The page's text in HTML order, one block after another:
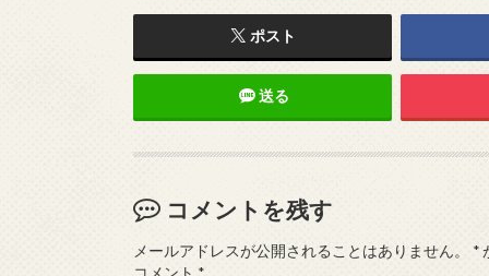
ポスト
送る
コメントを残す
メールアドレスが公開されることはありません。 *